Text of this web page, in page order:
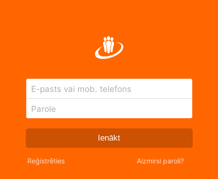
E-pasts vai mob. telefons
Parole
Ienākt
Reģistrēties Aizmirsi paroli?